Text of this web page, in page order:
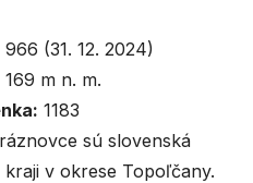
966 (31. 12. 2024)
169 m n. m.
1183
sú slovenská
v okrese Topoľčany.